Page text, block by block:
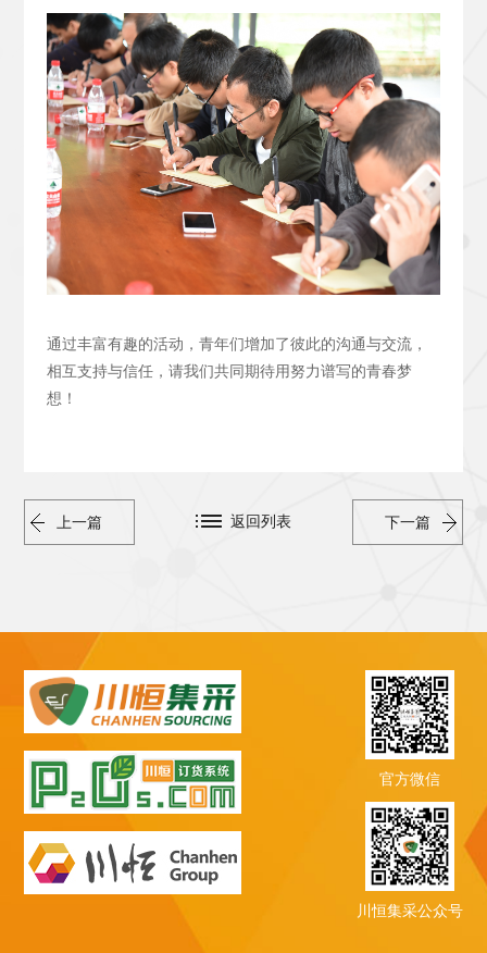
通过丰富有趣的活动，青年们增加了彼此的沟通与交流，
相互支持与信任，请我们共同期待用努力谱写的青春梦
想！
上一篇 下一篇
返回列表
官方微信
川恒集采公众号